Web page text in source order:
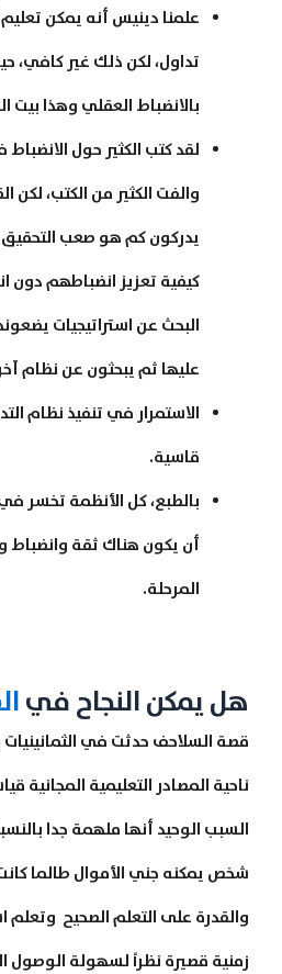
علمنا دينيس أنه يمكن
تداول، لكن ذلك غير كافي،
بالانضباط العقلي وهذا بيت
لقد كتب الكثير حول
والفت الكثير من الكتب، لكن
يدركون كم هو صعب التحقيق
كيفية تعزيز انضباطهم دون
البحث عن استراتيجيات
عليها ثم يبحثون عن نظام
الاستمرار في تنفيذ نظام
قاسية.
بالطبع، كل الأنظمة تخسر
أن يكون هناك ثقة وانضباط
المرحلة.
هل يمكن النجاح في
قصة السلاحف حدثت في
ناحية المصادر التعليمية المجانية
السبب الوحيد أنها ملهمة جدا
شخص يمكنه جني الأموال طالما
والقدرة على التعلم الصحيح وتعلم
زمنية قصيرة نظراً لسهولة الوصول